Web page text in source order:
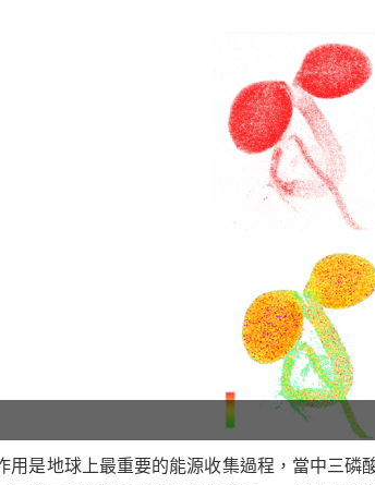
用是地球上最重要的能源收集過程，當中三磷